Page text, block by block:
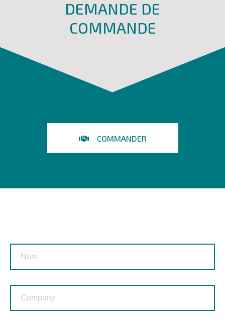
DEMANDE DE
COMMANDE
COMMANDER